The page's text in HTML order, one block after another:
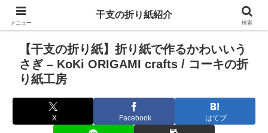
【干支の折り紙】折り紙で作るかわいいう
さぎ – KoKi ORIGAMI crafts / コーキの折
り紙工房
X Facebook はてブ
メニュー
干支の折り紙紹介
検索